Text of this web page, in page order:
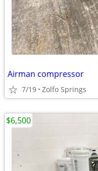
Airman compressor
7/19 Zolfo Springs
$6,500